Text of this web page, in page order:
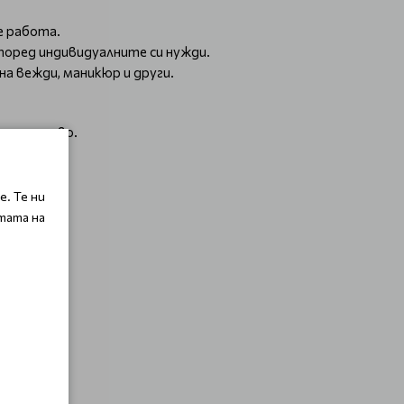
работа.
индивидуалните си нужди.
вежди, маникюр и други.
Те ни
на